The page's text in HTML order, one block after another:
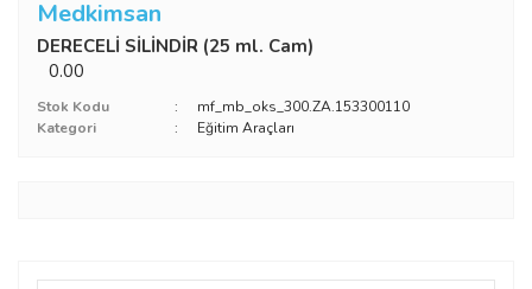
Medkimsan
DERECELİ SİLİNDİR (25 ml. Cam)
0.00
Stok Kodu
mf_mb_oks_300.ZA.153300110
Kategori
Eğitim Araçları